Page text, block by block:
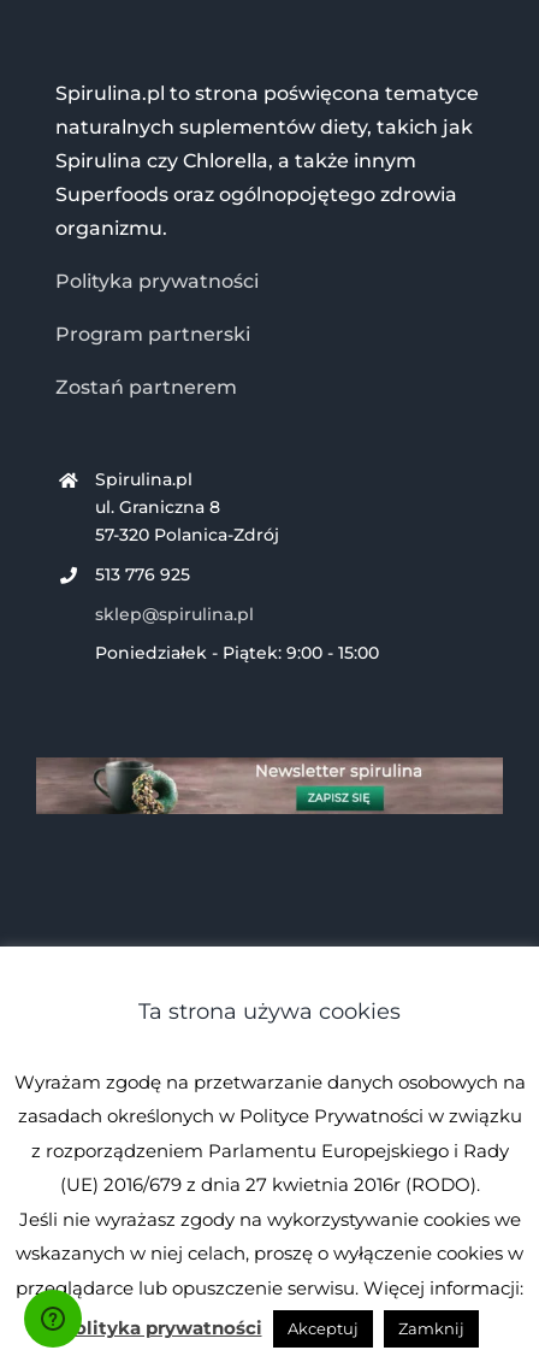
Spirulina.pl to strona poświęcona tematyce
naturalnych suplementów diety, takich jak
Spirulina czy Chlorella, a także innym
Superfoods oraz ogólnopojętego zdrowia
organizmu.
Polityka prywatności
Program partnerski
Zostań partnerem
Spirulina.pl
ul. Graniczna 8
57-320 Polanica-Zdrój
513 776 925
sklep@spirulina.pl
Poniedziałek - Piątek: 9:00 - 15:00
Ta strona używa cookies
Wyrażam zgodę na przetwarzanie danych osobowych na
zasadach określonych w Polityce Prywatności w związku
z rozporządzeniem Parlamentu Europejskiego i Rady
(UE) 2016/679 z dnia 27 kwietnia 2016r (RODO).
Jeśli nie wyrażasz zgody na wykorzystywanie cookies we
wskazanych w niej celach, proszę o wyłączenie cookies w
przeglądarce lub opuszczenie serwisu. Więcej informacji:
Polityka prywatności
Akceptuj Zamknij